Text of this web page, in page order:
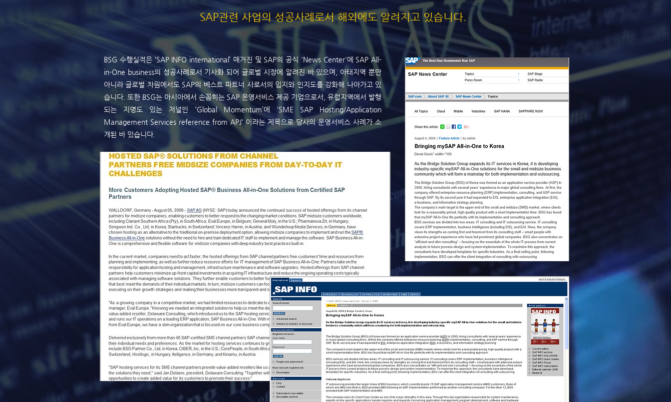
SAP관련 사업의 성공사례로서 해외에도 알려지고 있습니다.
BSG 수행실적은 ‘SAP INFO international’ 매거진 및 SAP의 공식 'News Center'에 SAP All-
in-One business의 성공사례로서 기사화 되어 글로벌 시장에 알려진 바 있으며, 아태지역 뿐만
아니라 글로벌 차원에서도 SAP의 베스트 파트너 사로서의 입지와 인지도를 강화해 나아가고 있
습니다. 또한 BSG는 아시아에서 손꼽히는 SAP 운영서비스 제공 기업으로서, 유럽지역에서 발행
되는 지명도 있는 저널인 ‘Global Momentum’에 'SME SAP Hosting/Application
Management Services reference from APJ‘ 이라는 제목으로 당사의 운영서비스 사례가 소
개된 바 있습니다.